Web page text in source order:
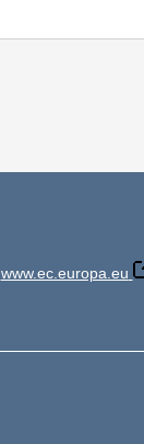
www.ec.europa.eu